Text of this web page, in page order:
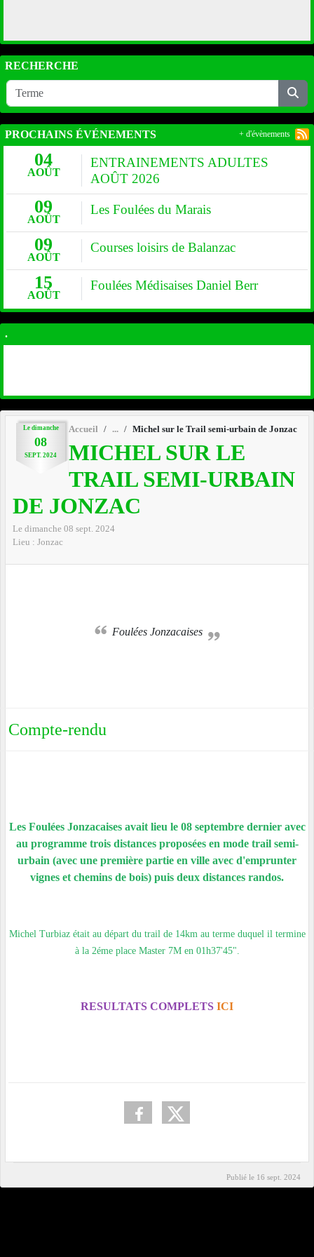
Le dimanche
08
SEPT. 2024
Accueil Michel sur le Trail semi-urbain de Jonzac
MICHEL SUR LE
TRAIL SEMI-URBAIN
DE JONZAC
Le dimanche 08 sept. 2024
Lieu : Jonzac
Foulées Jonzacaises
Compte-rendu
Les Foulées Jonzacaises avait lieu le 08 septembre dernier avec
au programme trois distances proposées en mode trail semi-
urbain (avec une première partie en ville avec d'emprunter
vignes et chemins de bois) puis deux distances randos.
Michel Turbiaz était au départ du trail de 14km au terme duquel il termine
à la 2éme place Master 7M en 01h37'45".
RESULTATS COMPLETS ICI
Publié le 16 sept. 2024
RECHERCHE
PROCHAINS ÉVÉNEMENTS
04
AOÛT
ENTRAINEMENTS ADULTES
AOÛT 2026
09
AOÛT
Les Foulées du Marais
09
AOÛT
Courses loisirs de Balanzac
15
AOÛT
Foulées Médisaises Daniel Berr
+ d'évènements
.